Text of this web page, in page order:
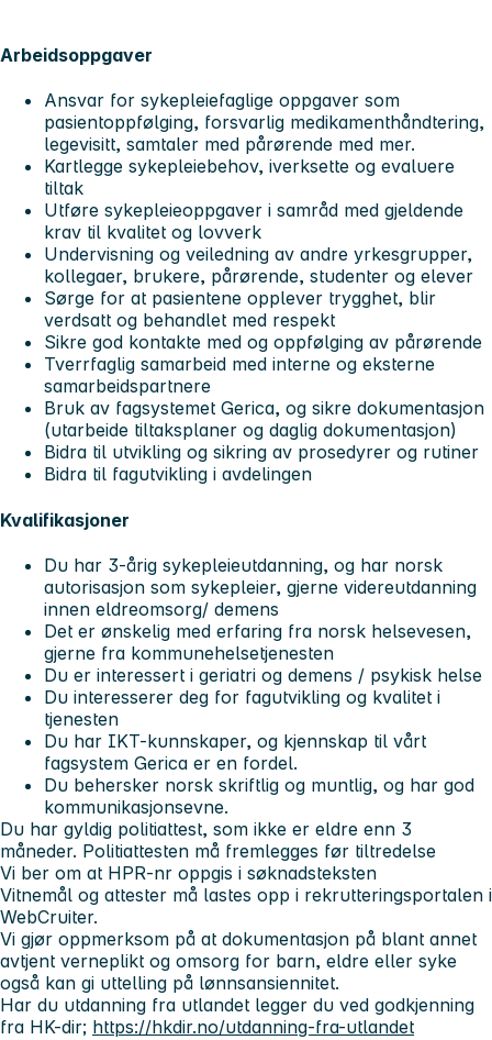
Arbeidsoppgaver
Ansvar for sykepleiefaglige oppgaver som
pasientoppfølging, forsvarlig medikamenthåndtering,
legevisitt, samtaler med pårørende med mer.
Kartlegge sykepleiebehov, iverksette og evaluere
tiltak
Utføre sykepleieoppgaver i samråd med gjeldende
krav til kvalitet og lovverk
Undervisning og veiledning av andre yrkesgrupper,
kollegaer, brukere, pårørende, studenter og elever
Sørge for at pasientene opplever trygghet, blir
verdsatt og behandlet med respekt
Sikre god kontakte med og oppfølging av pårørende
Tverrfaglig samarbeid med interne og eksterne
samarbeidspartnere
Bruk av fagsystemet Gerica, og sikre dokumentasjon
(utarbeide tiltaksplaner og daglig dokumentasjon)
Bidra til utvikling og sikring av prosedyrer og rutiner
Bidra til fagutvikling i avdelingen
Kvalifikasjoner
Du har 3-årig sykepleieutdanning, og har norsk
autorisasjon som sykepleier, gjerne videreutdanning
innen eldreomsorg/ demens
Det er ønskelig med erfaring fra norsk helsevesen,
gjerne fra kommunehelsetjenesten
Du er interessert i geriatri og demens / psykisk helse
Du interesserer deg for fagutvikling og kvalitet i
tjenesten
Du har IKT-kunnskaper, og kjennskap til vårt
fagsystem Gerica er en fordel.
Du behersker norsk skriftlig og muntlig, og har god
kommunikasjonsevne.
Du har gyldig politiattest, som ikke er eldre enn 3
måneder. Politiattesten må fremlegges før tiltredelse
Vi ber om at HPR-nr oppgis i søknadsteksten
Vitnemål og attester må lastes opp i rekrutteringsportalen i
WebCruiter.
Vi gjør oppmerksom på at dokumentasjon på blant annet
avtjent verneplikt og omsorg for barn, eldre eller syke
også kan gi uttelling på lønnsansiennitet.
Har du utdanning fra utlandet legger du ved godkjenning
fra HK-dir; https://hkdir.no/utdanning-fra-utlandet